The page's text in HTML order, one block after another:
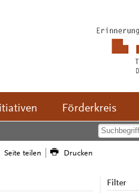
Förderkreis
Seite teilen Drucken
Filter